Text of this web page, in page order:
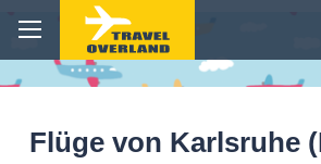
Flüge von Karlsruhe